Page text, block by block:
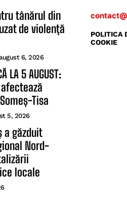
tânărul din
de violență
6, 2026
LA 5 AUGUST:
Tisa
5, 2026
a găzduit
Nord-
locale
POLITICA
COOKIE